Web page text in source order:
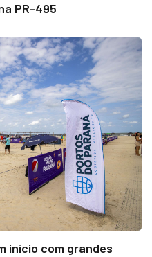
PR-495
início com grandes